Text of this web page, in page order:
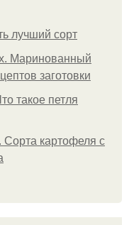
лучший сорт
Маринованный
заготовки
такое петля
Сорта картофеля с